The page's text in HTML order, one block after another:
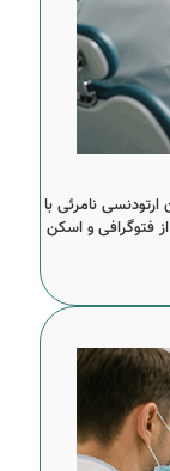
نامرئی با
فتوگرافی و اسکن